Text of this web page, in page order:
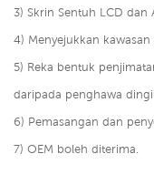
3) Skrin Sentuh LCD dan
4) Menyejukkan
5) Reka bentuk
daripada penghawa
6) Pemasangan dan
7) OEM boleh diterima.